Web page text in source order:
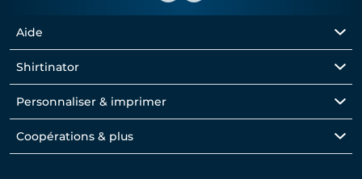
Aide
Shirtinator
Personnaliser & imprimer
Coopérations & plus